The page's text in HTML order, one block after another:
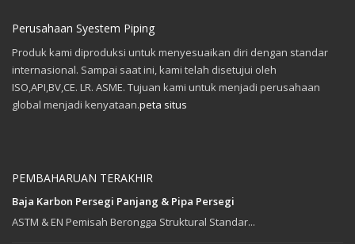
Perusahaan Syestem Piping
Produk kami diproduksi untuk menyesuaikan diri dengan standar
internasional. Sampai saat ini, kami telah disetujui oleh
ISO,API,BV,CE. LR. ASME. Tujuan kami untuk menjadi perusahaan
global menjadi kenyataan.peta situs
PEMBAHARUAN TERAKHIR
Baja Karbon Persegi Panjang & Pipa Persegi
ASTM & EN Pemisah Berongga Struktural Standar...